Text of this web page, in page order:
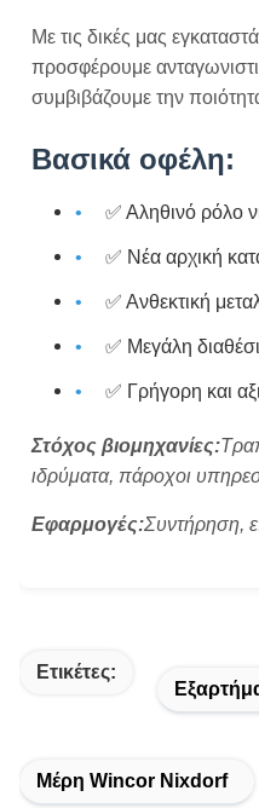
Με τις δικές μας
προσφέρουμε
συμβιβάζουμε την
Βασικά οφέλη:
✅ Αληθινό ρόλο
✅ Νέα αρχική
✅ Ανθεκτική
✅ Μεγάλη
✅ Γρήγορη και
Στόχος βιομηχανίες:
ιδρύματα, πάροχοι
Εφαρμογές:Συντήρηση,
Ετικέτες:
Μέρη Wincor Nixdorf